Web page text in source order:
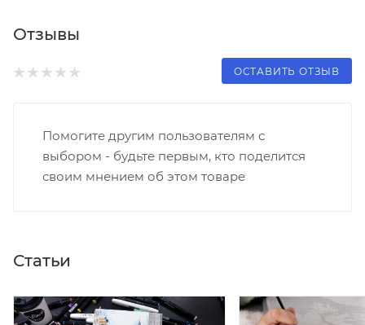
Отзывы
ОСТАВИТЬ ОТЗЫВ
Помогите другим пользователям с
выбором - будьте первым, кто поделится
своим мнением об этом товаре
Статьи